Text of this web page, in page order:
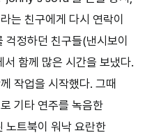
는 친구에게 다시 연락이
정하던 친구들(낸시보이
함께 많은 시간을 보냈다.
작업을 시작했다. 그때
기타 연주를 녹음한
노트북이 워낙 요란한